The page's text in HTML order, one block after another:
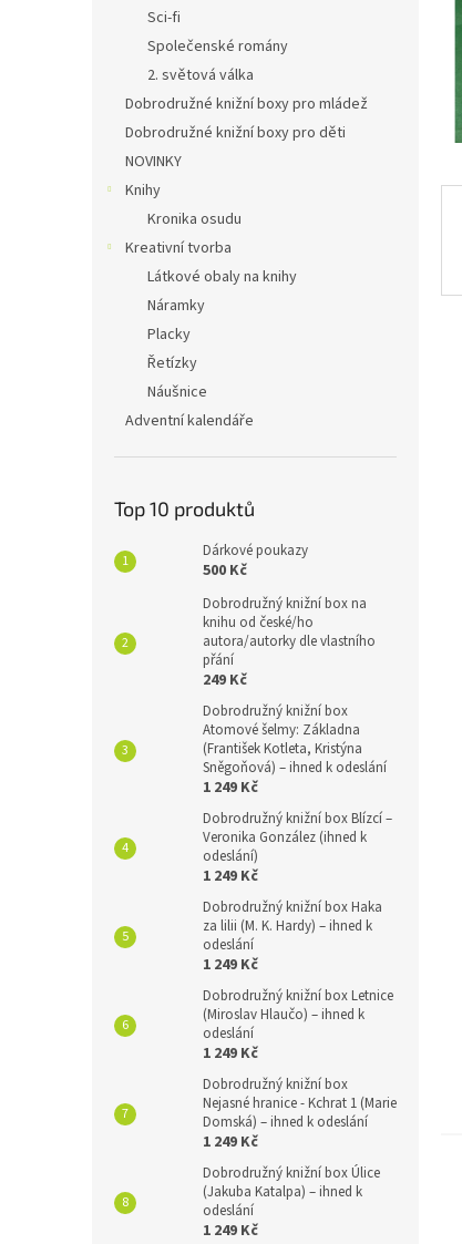
Sci-fi
Společenské romány
2. světová válka
Dobrodružné knižní boxy pro mládež
Dobrodružné knižní boxy pro děti
NOVINKY
Knihy
Kronika osudu
Kreativní tvorba
Látkové obaly na knihy
Náramky
Placky
Řetízky
Náušnice
Adventní kalendáře
Top 10 produktů
Dárkové poukazy
500 Kč
Dobrodružný knižní box na
knihu od české/ho
autora/autorky dle vlastního
přání
249 Kč
Dobrodružný knižní box
Atomové šelmy: Základna
(František Kotleta, Kristýna
Sněgoňová) – ihned k odeslání
1 249 Kč
Dobrodružný knižní box Blízcí –
Veronika González (ihned k
odeslání)
1 249 Kč
Dobrodružný knižní box Haka
za lilii (M. K. Hardy) – ihned k
odeslání
1 249 Kč
Dobrodružný knižní box Letnice
(Miroslav Hlaučo) – ihned k
odeslání
1 249 Kč
Dobrodružný knižní box
Nejasné hranice - Kchrat 1 (Marie
Domská) – ihned k odeslání
1 249 Kč
Dobrodružný knižní box Úlice
(Jakuba Katalpa) – ihned k
odeslání
1 249 Kč